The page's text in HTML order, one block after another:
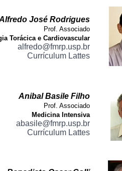
José Rodrigues
Prof. Associado
Torácica e Cardiovascular
alfredo@fmrp.usp.br
Currículum Lattes
Anibal Basile Filho
Prof. Associado
Medicina Intensiva
abasile@fmrp.usp.br
Currículum Lattes